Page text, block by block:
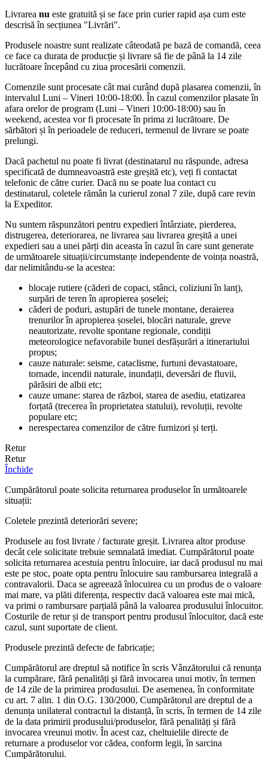
Livrarea nu este gratuită și se face prin curier rapid așa cum este
descrisă în secțiunea "Livrări".
Produsele noastre sunt realizate câteodată pe bază de comandă, ceea
ce face ca durata de producție și livrare să fie de până la 14 zile
lucrătoare începând cu ziua procesării comenzii.
Comenzile sunt procesate cât mai curând după plasarea comenzii, în
intervalul Luni – Vineri 10:00-18:00. În cazul comenzilor plasate în
afara orelor de program (Luni – Vineri 10:00-18:00) sau în
weekend, acestea vor fi procesate în prima zi lucrătoare. De
sărbători și în perioadele de reduceri, termenul de livrare se poate
prelungi.
Dacă pachetul nu poate fi livrat (destinatarul nu răspunde, adresa
specificată de dumneavoastră este greșită etc), veți fi contactat
telefonic de către curier. Dacă nu se poate lua contact cu
destinatarul, coletele rămân la curierul zonal 7 zile, după care revin
la Expeditor.
Nu suntem răspunzători pentru expedieri întârziate, pierderea,
distrugerea, deteriorarea, ne livrarea sau livrarea greșită a unei
expedieri sau a unei părți din aceasta în cazul în care sunt generate
de următoarele situații/circumstanțe independente de voința noastră,
dar nelimitându-se la acestea:
blocaje rutiere (căderi de copaci, stânci, coliziuni în lanț),
surpări de teren în apropierea șoselei;
căderi de poduri, astupări de tunele montane, deraierea
trenurilor în apropierea șoselei, blocări naturale, greve
neautorizate, revolte spontane regionale, condiții
meteorologice nefavorabile bunei desfășurări a itinerariului
propus;
cauze naturale: seisme, cataclisme, furtuni devastatoare,
tornade, incendii naturale, inundații, deversări de fluvii,
părăsiri de albii etc;
cauze umane: starea de război, starea de asediu, etatizarea
forțată (trecerea în proprietatea statului), revoluții, revolte
populare etc;
nerespectarea comenzilor de către furnizori și terți.
Retur
Retur
Închide
Cumpărătorul poate solicita returnarea produselor în următoarele
situații:
Coletele prezintă deteriorări severe;
Produsele au fost livrate / facturate greșit. Livrarea altor produse
decât cele solicitate trebuie semnalată imediat. Cumpărătorul poate
solicita returnarea acestuia pentru înlocuire, iar dacă produsul nu mai
este pe stoc, poate opta pentru înlocuire sau rambursarea integrală a
contravalorii. Daca se agreează înlocuirea cu un produs de o valoare
mai mare, va plăti diferența, respectiv dacă valoarea este mai mică,
va primi o rambursare parțială până la valoarea produsului înlocuitor.
Costurile de retur și de transport pentru produsul înlocuitor, dacă este
cazul, sunt suportate de client.
Produsele prezintă defecte de fabricație;
Cumpărătorul are dreptul să notifice în scris Vânzătorului că renunța
la cumpărare, fără penalități şi fără invocarea unui motiv, în termen
de 14 zile de la primirea produsului. De asemenea, în conformitate
cu art. 7 alin. 1 din O.G. 130/2000, Cumpărătorul are dreptul de a
denunța unilateral contractul la distanță, în scris, în termen de 14 zile
de la data primirii produsului/produselor, fără penalități și fără
invocarea vreunui motiv. În acest caz, cheltuielile directe de
returnare a produselor vor cădea, conform legii, în sarcina
Cumpărătorului.